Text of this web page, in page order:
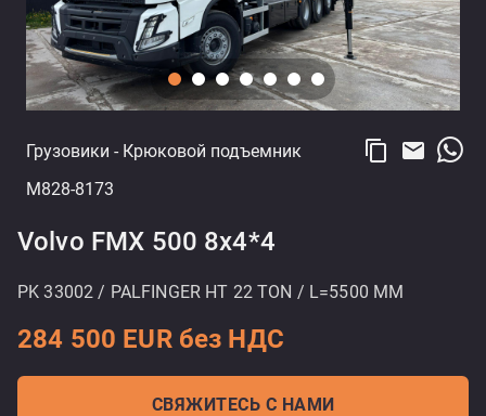
Грузовики - Крюковой подъемник
M828-8173
content_copy email
Volvo FMX 500 8x4*4
PK 33002 / PALFINGER HT 22 TON / L=5500 MM
284 500 EUR без НДС
СВЯЖИТЕСЬ С НАМИ